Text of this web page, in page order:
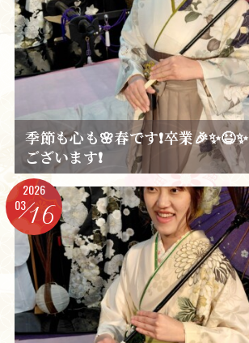
季節も心も🌸春です❗卒業
ございます❗
2026
0316